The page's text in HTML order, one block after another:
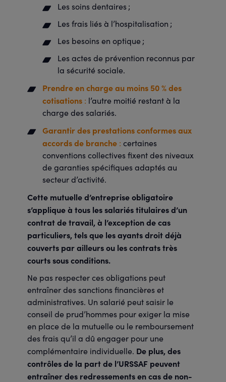
Les soins dentaires ;
Les frais liés à l’hospitalisation ;
Les besoins en optique ;
Les actes de prévention reconnus par
la sécurité sociale.
Prendre en charge au moins 50 % des
cotisations : l’autre moitié restant à la
charge des salariés.
Garantir des prestations conformes aux
accords de branche : certaines
conventions collectives fixent des niveaux
de garanties spécifiques adaptés au
secteur d’activité.
Cette mutuelle d’entreprise obligatoire
s’applique à tous les salariés titulaires d’un
contrat de travail, à l’exception de cas
particuliers, tels que les ayants droit déjà
couverts par ailleurs ou les contrats très
courts sous conditions.
Ne pas respecter ces obligations peut
entraîner des sanctions financières et
administratives. Un salarié peut saisir le
conseil de prud’hommes pour exiger la mise
en place de la mutuelle ou le remboursement
des frais qu’il a dû engager pour une
complémentaire individuelle. De plus, des
contrôles de la part de l’URSSAF peuvent
entraîner des redressements en cas de non-